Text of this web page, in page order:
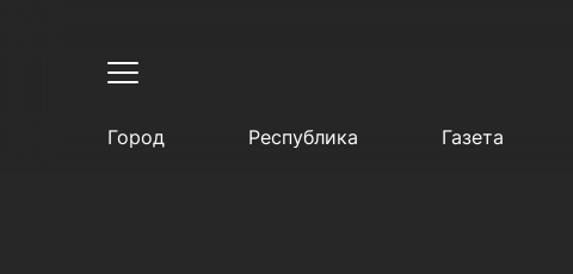
Город Республика Газета